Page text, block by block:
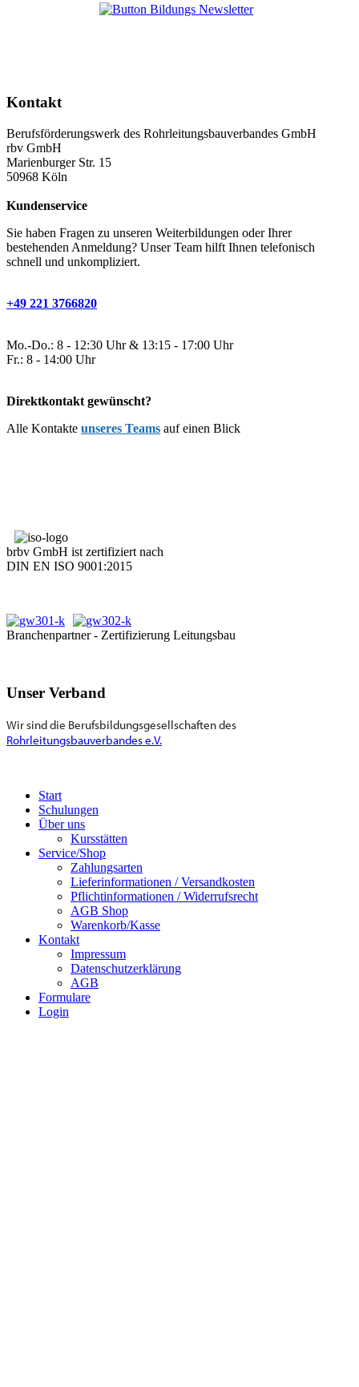
Kontakt
Berufsförderungswerk des Rohrleitungsbauverbandes GmbH
rbv GmbH
Marienburger Str. 15
50968 Köln
Kundenservice
Sie haben Fragen zu unseren Weiterbildungen oder Ihrer
bestehenden Anmeldung? Unser Team hilft Ihnen telefonisch
schnell und unkompliziert.
+49 221 3766820
Mo.-Do.: 8 - 12:30 Uhr & 13:15 - 17:00 Uhr
Fr.: 8 - 14:00 Uhr
Direktkontakt gewünscht?
Alle Kontakte unseres Teams auf einen Blick
brbv GmbH ist zertifiziert nach
DIN EN ISO 9001:2015
Branchenpartner - Zertifizierung Leitungsbau
Unser Verband
Wir sind die Berufsbildungsgesellschaften des
Rohrleitungsbauverbandes e.V.
Start
Schulungen
Über uns
Kursstätten
Service/Shop
Zahlungsarten
Lieferinformationen / Versandkosten
Pflichtinformationen / Widerrufsrecht
AGB Shop
Warenkorb/Kasse
Kontakt
Impressum
Datenschutzerklärung
AGB
Formulare
Login